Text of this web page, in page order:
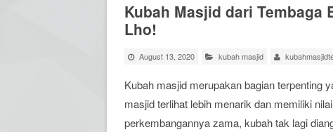
Kubah Masjid dari Tembaga
Lho!
August 13, 2020 kubah masjid
Kubah masjid merupakan bagian terpenting
masjid terlihat lebih menarik dan memiliki
perkembangannya zama, kubah tak lagi